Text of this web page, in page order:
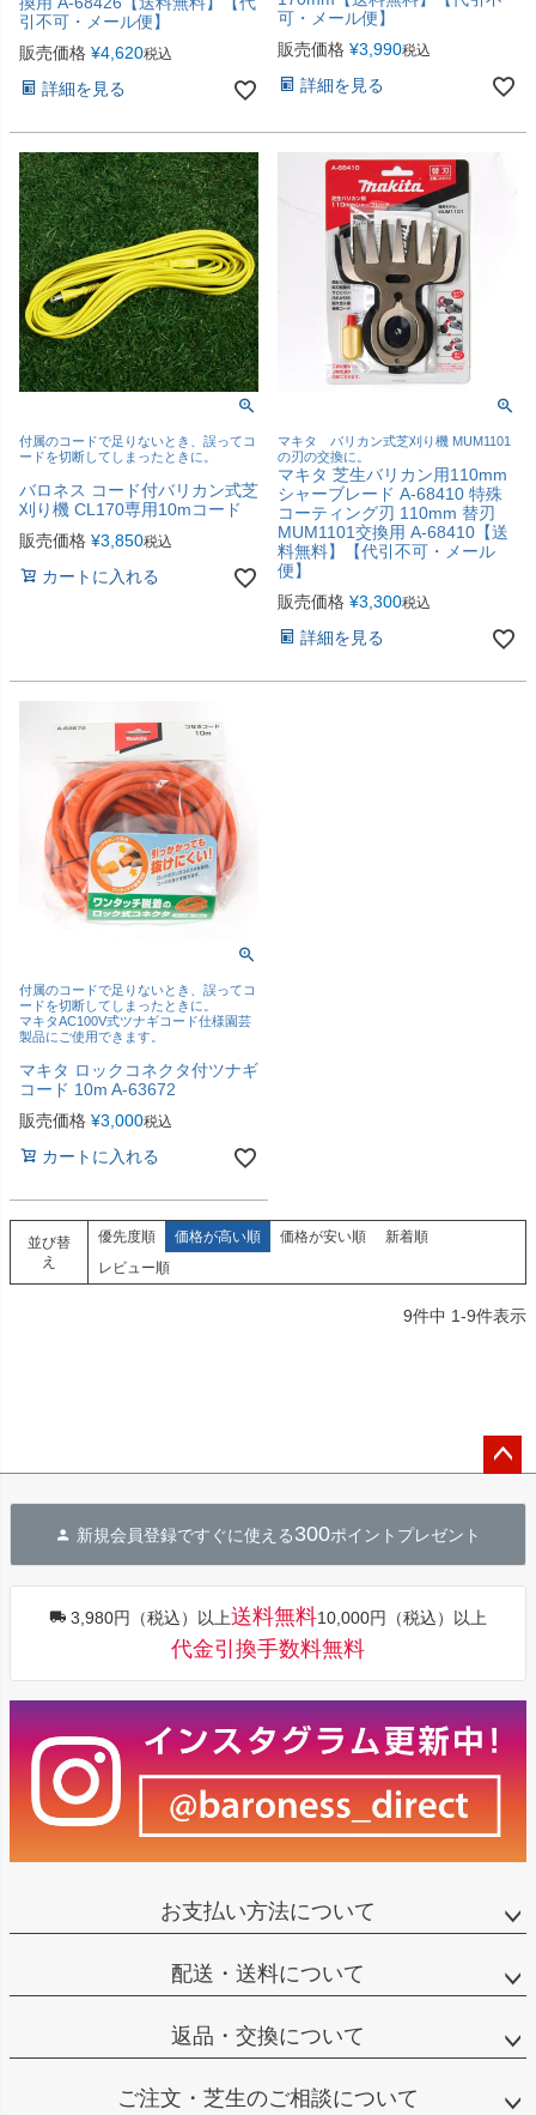
引不可・メール便】
販売価格 ¥4,620税込
詳細を見る
可・メール便】
販売価格 ¥3,990税込
詳細を見る
付属のコードで足りないとき、誤ってコ
ードを切断してしまったときに。
バロネス コード付バリカン式芝
刈り機 CL170専用10mコード
販売価格 ¥3,850税込
カートに入れる
マキタ バリカン式芝刈り機 MUM1101
の刃の交換に。
マキタ 芝生バリカン用110mm
シャーブレード A-68410 特殊
コーティング刃 110mm 替刃
MUM1101交換用 A-68410【送
料無料】【代引不可・メール
便】
販売価格 ¥3,300税込
詳細を見る
付属のコードで足りないとき、誤ってコ
ードを切断してしまったときに。
マキタAC100V式ツナギコード仕様園芸
製品にご使用できます。
マキタ ロックコネクタ付ツナギ
コード 10m A-63672
販売価格 ¥3,000税込
カートに入れる
並び替
え
優先度順 価格が高い順 価格が安い順
新着順
レビュー順
9件中 1-9件表示
へ
新規会員登録ですぐに使える300ポイントプレゼント
3,980円（税込）以上送料無料10,000円（税込）以上
代金引換手数料無料
お支払い方法について
配送・送料について
返品・交換について
ご注文・芝生のご相談について